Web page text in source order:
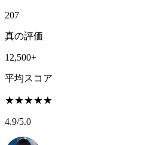
207
真の評価
12,500+
平均スコア
★★★★★
4.9/5.0